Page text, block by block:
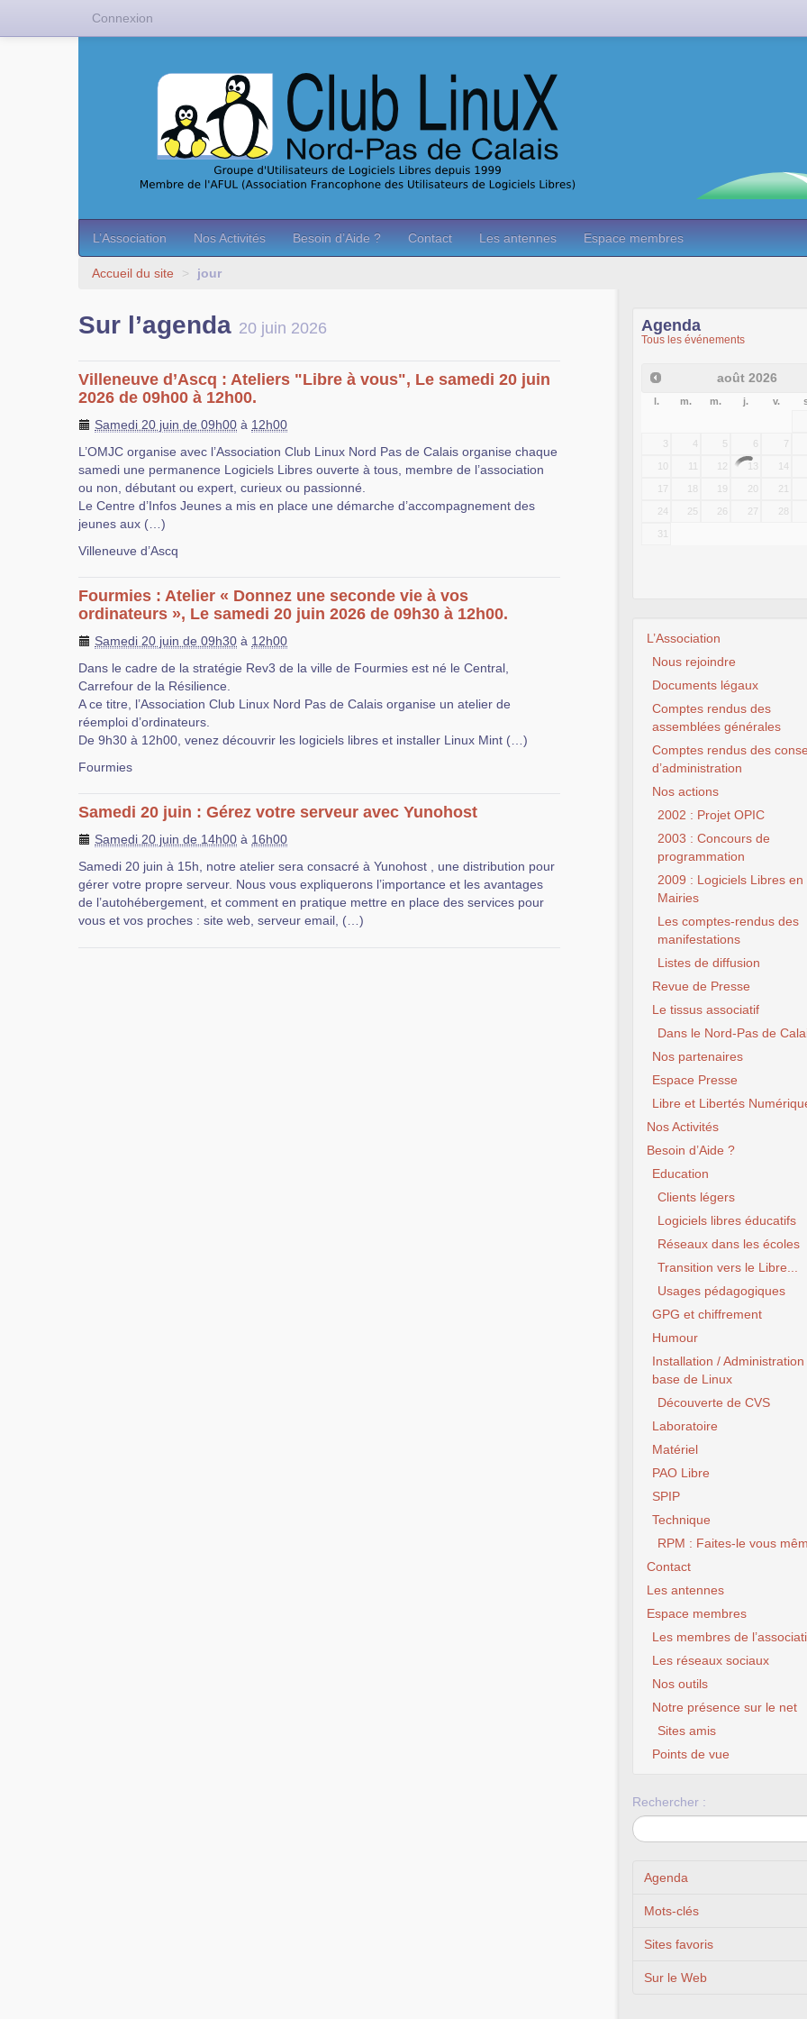
L’Association Nos Activités Besoin d’Aide ? Contact Les antennes Espace membres
Accueil du site > jour
Sur l’agenda 20 juin 2026
Villeneuve d’Ascq : Ateliers "Libre à vous", Le samedi 20 juin
2026 de 09h00 à 12h00.
Samedi 20 juin de 09h00 à 12h00
L’OMJC organise avec l’Association Club Linux Nord Pas de Calais organise chaque
samedi une permanence Logiciels Libres ouverte à tous, membre de l’association
ou non, débutant ou expert, curieux ou passionné.
Le Centre d’Infos Jeunes a mis en place une démarche d’accompagnement des
jeunes aux (…)
Villeneuve d’Ascq
Fourmies : Atelier « Donnez une seconde vie à vos
ordinateurs », Le samedi 20 juin 2026 de 09h30 à 12h00.
Samedi 20 juin de 09h30 à 12h00
Dans le cadre de la stratégie Rev3 de la ville de Fourmies est né le Central,
Carrefour de la Résilience.
A ce titre, l’Association Club Linux Nord Pas de Calais organise un atelier de
réemploi d’ordinateurs.
De 9h30 à 12h00, venez découvrir les logiciels libres et installer Linux Mint (…)
Fourmies
Samedi 20 juin : Gérez votre serveur avec Yunohost
Samedi 20 juin de 14h00 à 16h00
Samedi 20 juin à 15h, notre atelier sera consacré à Yunohost , une distribution pour
gérer votre propre serveur. Nous vous expliquerons l’importance et les avantages
de l’autohébergement, et comment en pratique mettre en place des services pour
vous et vos proches : site web, serveur email, (…)
Agenda
Tous les événements
août 2026
l. m. m. j. v.
3 4 5 6 7
10 11 12 13 14
17 18 19 20 21
24 25 26 27 28
31
L’Association
Nous rejoindre
Documents légaux
Comptes rendus des
assemblées générales
Comptes rendus des
d’administration
Nos actions
2002 : Projet OPIC
2003 : Concours de
programmation
2009 : Logiciels Libres en
Mairies
Les comptes-rendus des
manifestations
Listes de diffusion
Revue de Presse
Le tissus associatif
Dans le Nord-Pas de
Nos partenaires
Espace Presse
Libre et Libertés
Nos Activités
Besoin d’Aide ?
Education
Clients légers
Logiciels libres éducatifs
Réseaux dans les écoles
Transition vers le Libre...
Usages pédagogiques
GPG et chiffrement
Humour
Installation / Administration
base de Linux
Découverte de CVS
Laboratoire
Matériel
PAO Libre
SPIP
Technique
RPM : Faites-le vous
Contact
Les antennes
Espace membres
Les membres de
Les réseaux sociaux
Nos outils
Notre présence sur le net
Sites amis
Points de vue
Rechercher :
Agenda
Mots-clés
Sites favoris
Sur le Web
Connexion